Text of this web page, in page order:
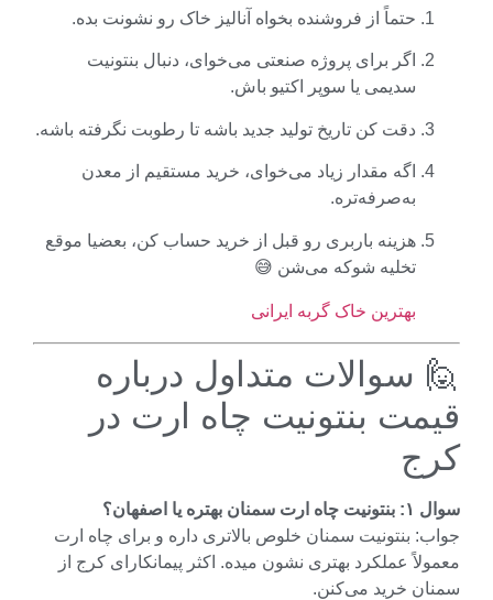
حتماً از فروشنده بخواه آنالیز خاک رو نشونت بده.
اگر برای پروژه صنعتی می‌خوای، دنبال بنتونیت
سدیمی یا سوپر اکتیو باش.
دقت کن تاریخ تولید جدید باشه تا رطوبت نگرفته باشه.
اگه مقدار زیاد می‌خوای، خرید مستقیم از معدن
به‌صرفه‌تره.
هزینه باربری رو قبل از خرید حساب کن، بعضیا موقع
تخلیه شوکه می‌شن 😅
بهترین خاک گربه ایرانی
سوالات متداول درباره
بنتونیت چاه ارت در
بنتونیت سمنان خلوص بالاتری داره و برای چاه ارت
عملکرد بهتری نشون میده. اکثر پیمانکارای کرج از
خرید می‌کنن.